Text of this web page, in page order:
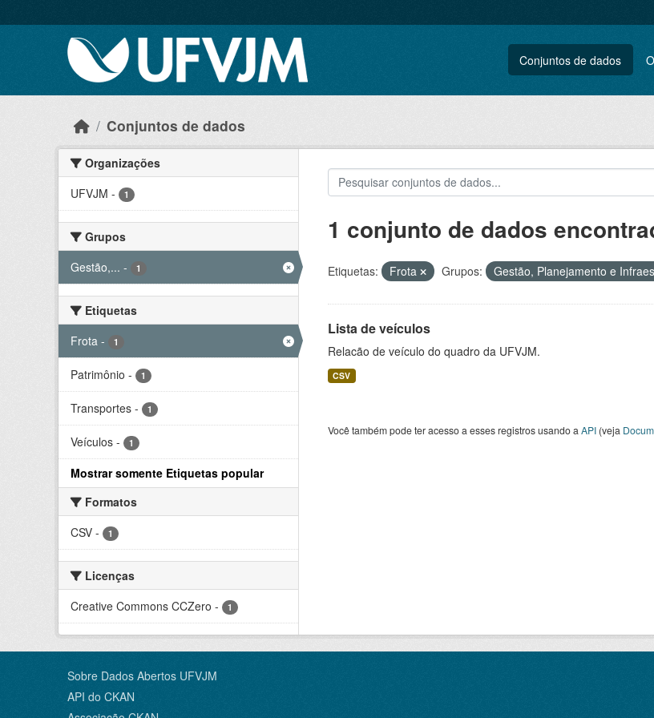
Conjuntos de dados
Conjuntos de dados
Organizações
UFVJM - 1
Grupos
Gestão,... - 1
Etiquetas
Frota - 1
Patrimônio - 1
Transportes - 1
Veículos - 1
Mostrar somente Etiquetas popular
Formatos
CSV - 1
Licenças
Creative Commons CCZero - 1
1 conjunto de dados
Etiquetas: Frota Grupos: Gestão, Planejamento e
Lista de veículos
Relacão de veículo do quadro da UFVJM.
CSV
Você também pode ter acesso a esses registros usando a API(veja
Sobre Dados Abertos UFVJM
API do CKAN